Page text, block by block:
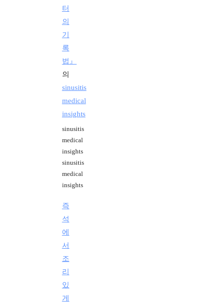
터
의
기
록
법』
의
sinusitis
medical
insights
sinusitis
medical
insights
sinusitis
medical
insights
즉
석
에
서
조
리
있
게